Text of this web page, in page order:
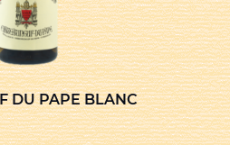
DU PAPE BLANC